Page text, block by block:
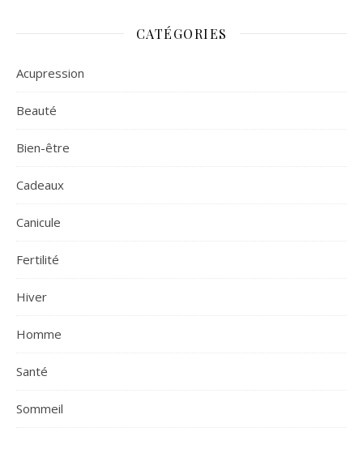
CATÉGORIES
Acupression
Beauté
Bien-être
Cadeaux
Canicule
Fertilité
Hiver
Homme
Santé
Sommeil